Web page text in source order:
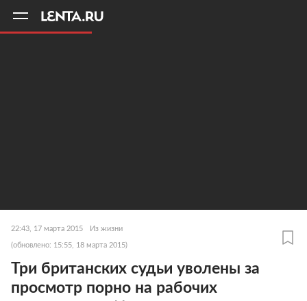
22:43, 17 марта 2015 Из жизни
(обновлено: 15:55, 18 марта 2015)
Три британских судьи уволены за
просмотр порно на рабочих